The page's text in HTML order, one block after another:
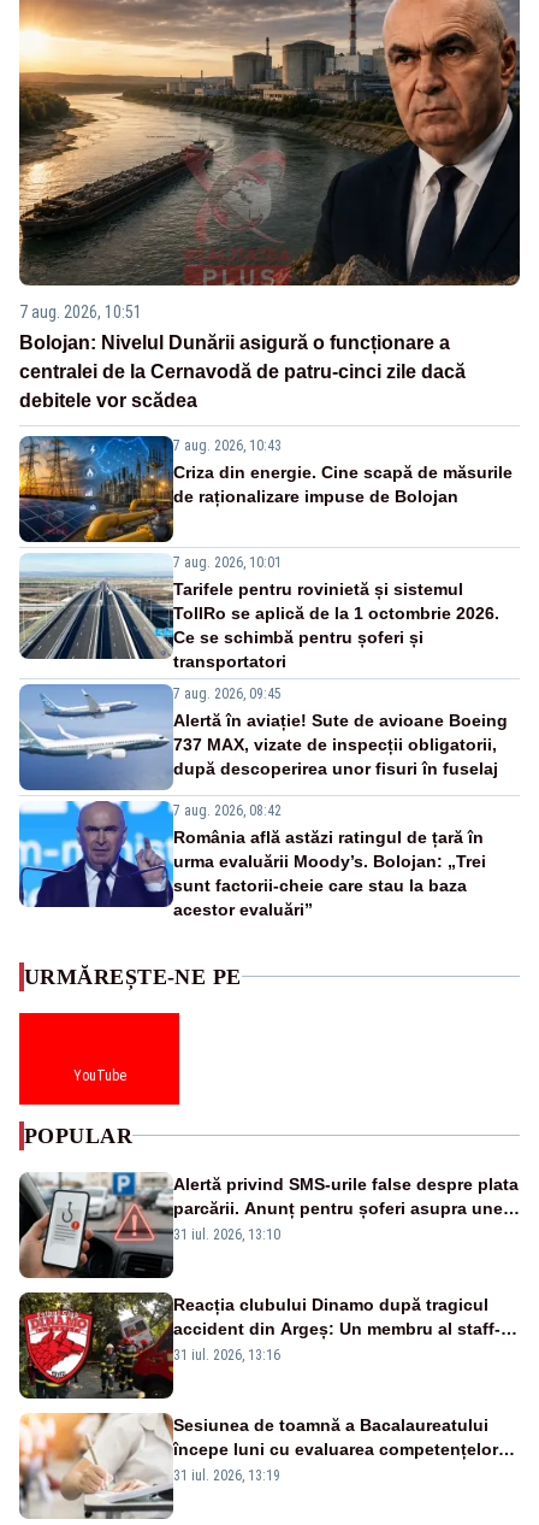
7 aug. 2026, 10:51
Bolojan: Nivelul Dunării asigură o funcționare a
centralei de la Cernavodă de patru-cinci zile dacă
debitele vor scădea
7 aug. 2026, 10:43
Criza din energie. Cine scapă de măsurile
de raționalizare impuse de Bolojan
7 aug. 2026, 10:01
Tarifele pentru rovinietă și sistemul
TollRo se aplică de la 1 octombrie 2026.
Ce se schimbă pentru șoferi și
transportatori
7 aug. 2026, 09:45
Alertă în aviație! Sute de avioane Boeing
737 MAX, vizate de inspecții obligatorii,
după descoperirea unor fisuri în fuselaj
7 aug. 2026, 08:42
România află astăzi ratingul de țară în
urma evaluării Moody’s. Bolojan: „Trei
sunt factorii-cheie care stau la baza
acestor evaluări”
URMĂREȘTE-NE PE
YouTube
POPULAR
Alertă privind SMS-urile false despre plata
parcării. Anunț pentru șoferi asupra unei
noi metode de fraudă online
31 iul. 2026, 13:10
Reacția clubului Dinamo după tragicul
accident din Argeș: Un membru al staff-
ului medical a murit, antrenorul Adrian
31 iul. 2026, 13:16
Sesiunea de toamnă a Bacalaureatului
începe luni cu evaluarea competențelor
orale la Limba română
31 iul. 2026, 13:19